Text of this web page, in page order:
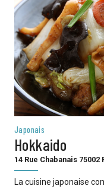
Japonais
Hokkaido
14 Rue Chabanais 75002
La cuisine japonaise